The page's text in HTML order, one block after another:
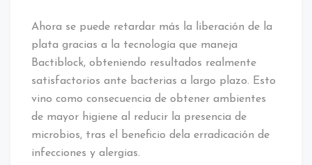
Ahora se puede retardar más la liberación de la
plata gracias a la tecnología que maneja
Bactiblock, obteniendo resultados realmente
satisfactorios ante bacterias a largo plazo. Esto
vino como consecuencia de obtener ambientes
de mayor higiene al reducir la presencia de
microbios, tras el beneficio dela erradicación de
infecciones y alergias.